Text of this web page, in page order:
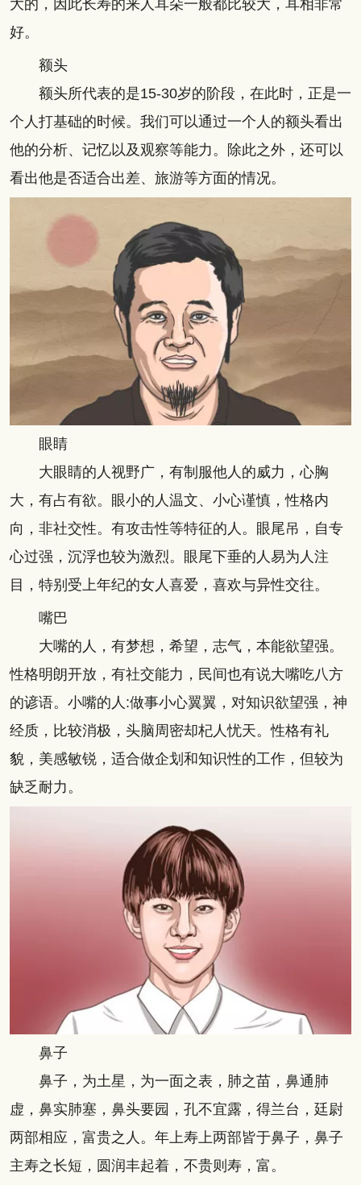
大的，因此长寿的来人耳朵一般都比较大，耳相非常
好。
额头
额头所代表的是15-30岁的阶段，在此时，正是一
个人打基础的时候。我们可以通过一个人的额头看出
他的分析、记忆以及观察等能力。除此之外，还可以
看出他是否适合出差、旅游等方面的情况。
眼睛
大眼睛的人视野广，有制服他人的威力，心胸
大，有占有欲。眼小的人温文、小心谨慎，性格内
向，非社交性。有攻击性等特征的人。眼尾吊，自专
心过强，沉浮也较为激烈。眼尾下垂的人易为人注
目，特别受上年纪的女人喜爱，喜欢与异性交往。
嘴巴
大嘴的人，有梦想，希望，志气，本能欲望强。
性格明朗开放，有社交能力，民间也有说大嘴吃八方
的谚语。小嘴的人:做事小心翼翼，对知识欲望强，神
经质，比较消极，头脑周密却杞人忧天。性格有礼
貌，美感敏锐，适合做企划和知识性的工作，但较为
缺乏耐力。
鼻子
鼻子，为土星，为一面之表，肺之苗，鼻通肺
虚，鼻实肺塞，鼻头要园，孔不宜露，得兰台，廷尉
两部相应，富贵之人。年上寿上两部皆于鼻子，鼻子
主寿之长短，圆润丰起着，不贵则寿，富。